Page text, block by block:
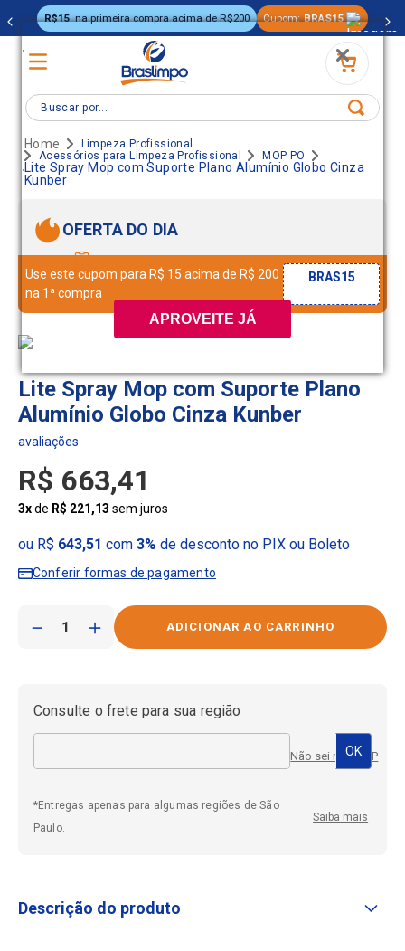
.
.
APROVEITE JÁ
R$15 na primeira compra acima de R$200 Cupom: BRAS15
Buscar por...
Limpeza Profissional
Acessórios para Limpeza Profissional
MOP PO
Lite Spray Mop com Suporte Plano Alumínio Globo Cinza
Kunber
OFERTA DO DIA
Use este cupom para R$ 15 acima de R$ 200
na 1ª compra
BRAS15
Lite Spray Mop com Suporte Plano
Alumínio Globo Cinza Kunber
R$ 663,41
3xde R$ 221,13 sem juros
ou R$ 643,51 com 3% de desconto no PIX ou Boleto
Conferir formas de pagamento
＋
－
Consulte o frete para sua região
Não sei meu CEP
*Entregas apenas para algumas regiões de São
Paulo.
Saiba mais
Descrição do produto